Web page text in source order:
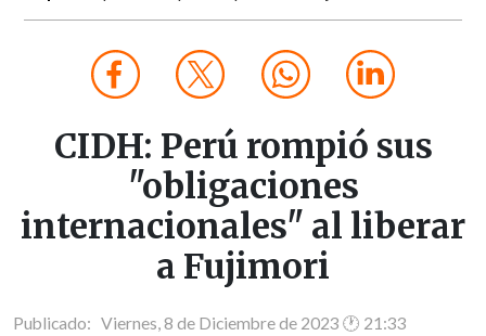
CIDH: Perú rompió sus
"obligaciones
internacionales" al liberar
a Fujimori
Publicado: Viernes, 8 de Diciembre de 2023 🕐 21:33